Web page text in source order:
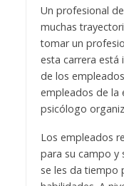
Un profesional
muchas
tomar un
esta carrera está
de los
empleados de la
psicólogo
Los empleados
para su campo y
se les da tiempo